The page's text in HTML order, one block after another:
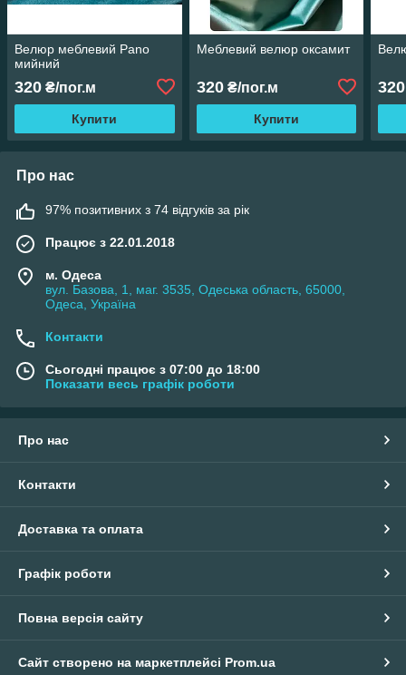
Велюр меблевий Pano
мийний
320 ₴/пог.м
Купити
Меблевий велюр оксамит
320₴/пог.м
Купити
320
Про нас
97% позитивних з 74 відгуків за рік
Працює з 22.01.2018
м. Одеса
вул. Базова, 1, маг. 3535, Одеська область, 65000,
Одеса, Україна
Контакти
Сьогодні працює з 07:00 до 18:00
Показати весь графік роботи
Про нас
Контакти
Доставка та оплата
Графік роботи
Повна версія сайту
Сайт створено на маркетплейсі Prom.ua